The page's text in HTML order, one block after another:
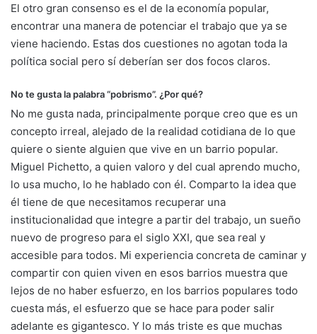
El otro gran consenso es el de la economía popular,
encontrar una manera de potenciar el trabajo que ya se
viene haciendo. Estas dos cuestiones no agotan toda la
política social pero sí deberían ser dos focos claros.
No te gusta la palabra “pobrismo”. ¿Por qué?
No me gusta nada, principalmente porque creo que es un
concepto irreal, alejado de la realidad cotidiana de lo que
quiere o siente alguien que vive en un barrio popular.
Miguel Pichetto, a quien valoro y del cual aprendo mucho,
lo usa mucho, lo he hablado con él. Comparto la idea que
él tiene de que necesitamos recuperar una
institucionalidad que integre a partir del trabajo, un sueño
nuevo de progreso para el siglo XXI, que sea real y
accesible para todos. Mi experiencia concreta de caminar y
compartir con quien viven en esos barrios muestra que
lejos de no haber esfuerzo, en los barrios populares todo
cuesta más, el esfuerzo que se hace para poder salir
adelante es gigantesco. Y lo más triste es que muchas